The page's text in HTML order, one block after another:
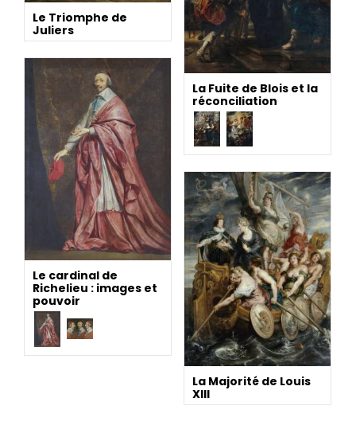
Le Triomphe de
Juliers
La Fuite de Blois et la
réconciliation
Le cardinal de
Richelieu : images et
pouvoir
La Majorité de Louis
XIII